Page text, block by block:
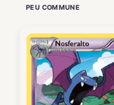
PEU COMMUNE